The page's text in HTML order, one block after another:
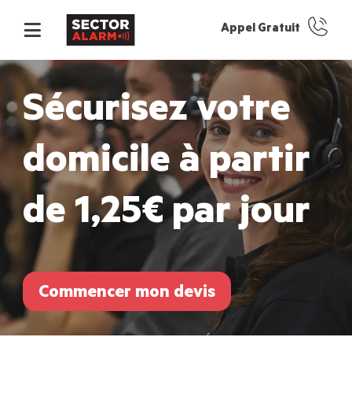
Appel Gratuit
Sécurisez votre
domicile à partir
de 1,25€ par jour
Commencer mon devis